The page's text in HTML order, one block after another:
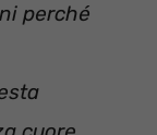
perché